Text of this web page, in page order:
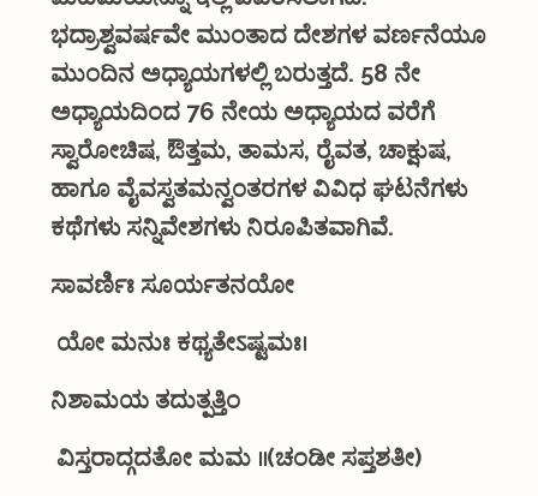
ಭದ್ರಾಶ್ವವರ್ಷವೇ ಮುಂತಾದ ದೇಶಗಳ ವರ್ಣನೆಯೂ
ಮುಂದಿನ ಅಧ್ಯಾಯಗಳಲ್ಲಿ ಬರುತ್ತದೆ. 58 ನೇ
ಅಧ್ಯಾಯದಿಂದ 76 ನೇಯ ಅಧ್ಯಾಯದ ವರೆಗೆ
ಸ್ವಾರೋಚಿಷ, ಔತ್ತಮ, ತಾಮಸ, ರೈವತ, ಚಾಕ್ಷುಷ,
ಹಾಗೂ ವೈವಸ್ವತಮನ್ವಂತರಗಳ ವಿವಿಧ ಘಟನೆಗಳು
ಕಥೆಗಳು ಸನ್ನಿವೇಶಗಳು ನಿರೂಪಿತವಾಗಿವೆ.
ಸಾವರ್ಣಿಃ ಸೂರ್ಯತನಯೋ
ಯೋ ಮನುಃ ಕಥ್ಯತೇऽಷ್ಟಮಃ।
ನಿಶಾಮಯ ತದುತ್ಪತ್ತಿಂ
ವಿಸ್ತರಾದ್ಗದತೋ ಮಮ ।।(ಚಂಡೀ ಸಪ್ತಶತೀ)